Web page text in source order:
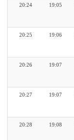
19:05
20:24
19:06
20:25
19:07
20:26
19:07
20:27
19:08
20:28